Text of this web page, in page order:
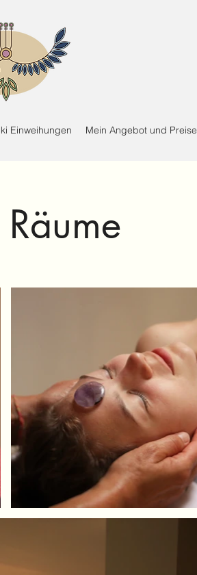
Einweihungen Mein Angebot und Preise